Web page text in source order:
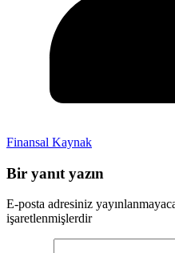
Finansal Kaynak
Bir yanıt yazın
E-posta adresiniz
işaretlenmişlerdir